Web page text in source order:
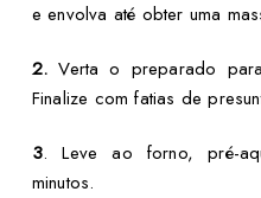
e envolva até obter uma
2. Verta o preparado
Finalize com fatias de
3. Leve ao forno, pré-
minutos.